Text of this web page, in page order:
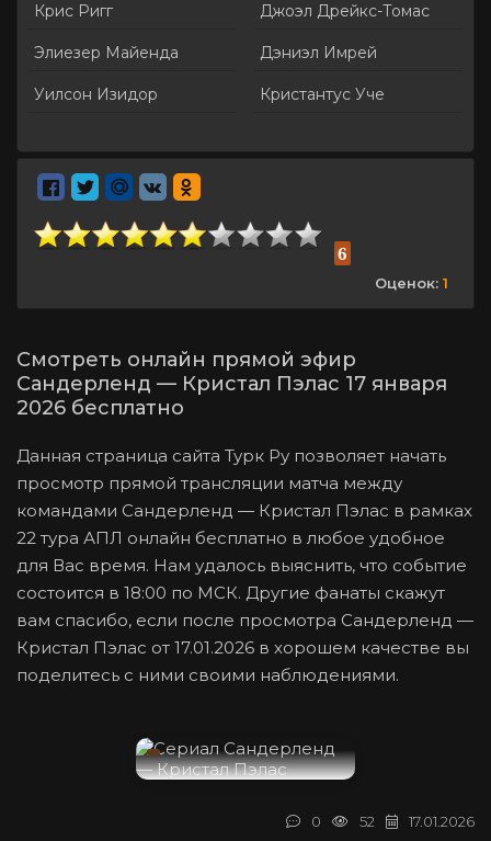
Данная страница сайта Турк Ру позволяет начать
просмотр прямой трансляции матча между
командами Сандерленд — Кристал Пэлас в рамках
22 тура АПЛ онлайн бесплатно в любое удобное
для Вас время. Нам удалось выяснить, что событие
состоится в 18:00 по МСК. Другие фанаты скажут
вам спасибо, если после просмотра Сандерленд —
Кристал Пэлас от 17.01.2026 в хорошем качестве вы
поделитесь с ними своими наблюдениями.
Смотреть онлайн прямой эфир
Сандерленд — Кристал Пэлас 17 января
2026 бесплатно
Крис Ригг
Элиезер Майенда
Уилсон Изидор
Джоэл Дрейкс-Томас
Дэниэл Имрей
Кристантус Учe
6
Оценок: 1
17.01.2026
52
0